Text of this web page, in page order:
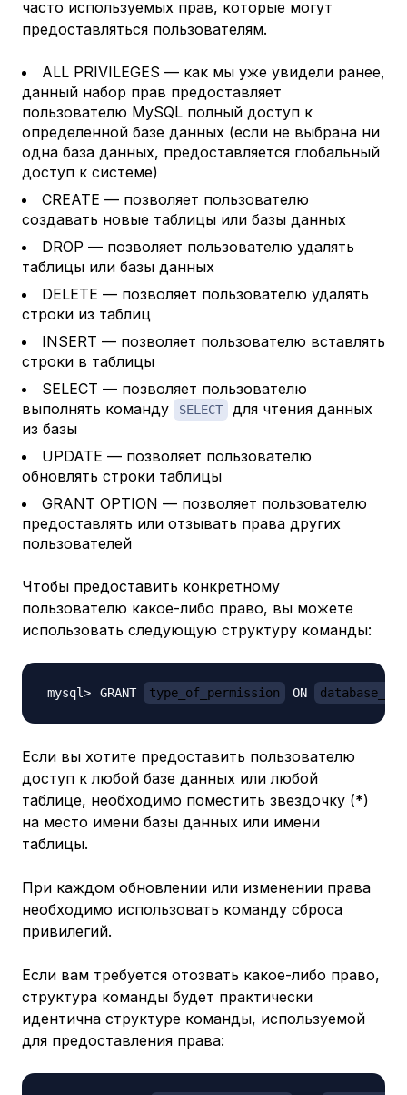
часто используемых прав, которые могут
предоставляться пользователям.
ALL PRIVILEGES — как мы уже увидели ранее,
данный набор прав предоставляет
пользователю MySQL полный доступ к
определенной базе данных (если не выбрана ни
одна база данных, предоставляется глобальный
доступ к системе)
CREATE — позволяет пользователю
создавать новые таблицы или базы данных
DROP — позволяет пользователю удалять
таблицы или базы данных
DELETE — позволяет пользователю удалять
строки из таблиц
INSERT — позволяет пользователю вставлять
строки в таблицы
SELECT — позволяет пользователю
выполнять команду
SELECT
для чтения данных
из базы
UPDATE — позволяет пользователю
обновлять строки таблицы
GRANT OPTION — позволяет пользователю
предоставлять или отзывать права других
пользователей
Чтобы предоставить конкретному
пользователю какое-либо право, вы можете
использовать следующую структуру команды:
GRANT type_of_permission ON
Если вы хотите предоставить пользователю
доступ к любой базе данных или любой
таблице, необходимо поместить звездочку (*)
на место имени базы данных или имени
таблицы.
При каждом обновлении или изменении права
необходимо использовать команду сброса
привилегий.
Если вам требуется отозвать какое-либо право,
структура команды будет практически
идентична структуре команды, используемой
для предоставления права: